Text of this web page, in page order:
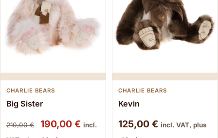
CHARLIE BEARS
Big Sister
210,00€ Original price was: 210,00 €.
190,00 €Current price is: 190,00 €.
incl.
CHARLIE BEARS
Kevin
125,00 € incl. VAT, plus